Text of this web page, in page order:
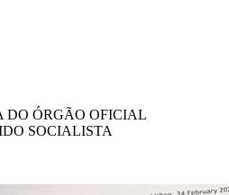
ÓRGÃO OFICIAL
SOCIALISTA